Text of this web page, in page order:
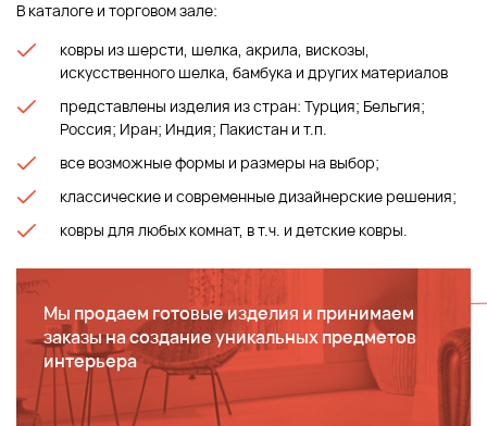
В каталоге и торговом зале:
ковры из шерсти, шелка, акрила, вискозы,
искусственного шелка, бамбука и других материалов
представлены изделия из стран: Турция; Бельгия;
Россия; Иран; Индия; Пакистан и т.п.
все возможные формы и размеры на выбор;
классические и современные дизайнерские решения;
ковры для любых комнат, в т.ч. и детские ковры.
Мы продаем готовые изделия и принимаем
заказы на создание уникальных предметов
интерьера